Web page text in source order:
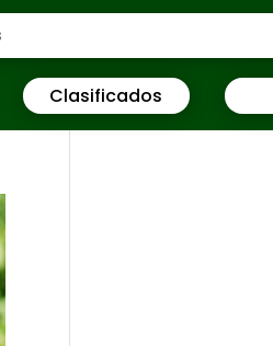
Clasificados